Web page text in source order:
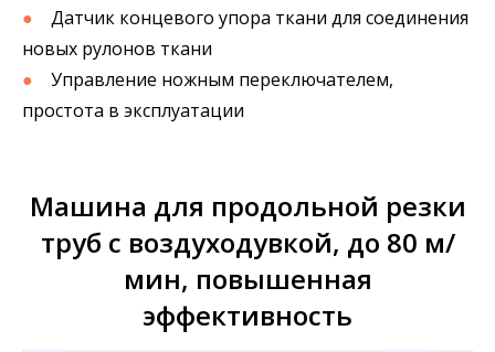
● Датчик концевого упора ткани для соединения
новых рулонов ткани
●
Управление ножным переключателем,
простота в эксплуатации
Машина для продольной резки
труб с воздуходувкой, до 80 м/
мин, повышенная
эффективность